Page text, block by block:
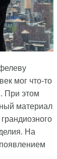
мог что-то
При этом
материал
На